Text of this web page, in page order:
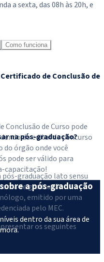
a sexta, das 08h às 20h, e
Como funciona
de Conclusão de
Conclusão de Curso pode
do edital do concurso
do órgão onde você
pode ser válido para
capacitação!
na pós-graduação?
graduação lato sensu
de graduação
emitido por uma
pelo MEC.
os seguintes
a pós-graduação
dentro da sua área de